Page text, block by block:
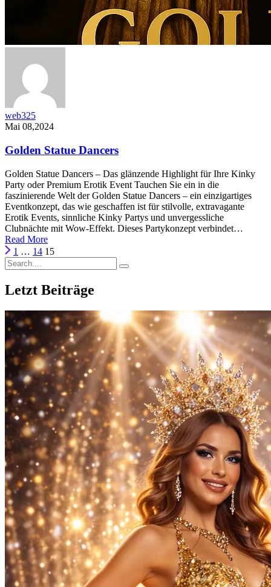
web325
Mai 08,2024
Golden Statue Dancers
Golden Statue Dancers – Das glänzende Highlight für Ihre Kinky
Party oder Premium Erotik Event Tauchen Sie ein in die
faszinierende Welt der Golden Statue Dancers – ein einzigartiges
Eventkonzept, das wie geschaffen ist für stilvolle, extravagante
Erotik Events, sinnliche Kinky Partys und unvergessliche
Clubnächte mit Wow-Effekt. Dieses Partykonzept verbindet…
Read More
1 … 14 15
Letzt Beiträge